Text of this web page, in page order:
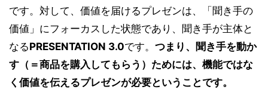
です。対して、価値を届けるプレゼンは、「聞き手の
価値」にフォーカスした状態であり、聞き手が主体と
なるPRESENTATION 3.0です。 つまり、聞き手を動か
す（＝商品を購入してもらう）ためには、機能ではな
く価値を伝えるプレゼンが必要ということです。